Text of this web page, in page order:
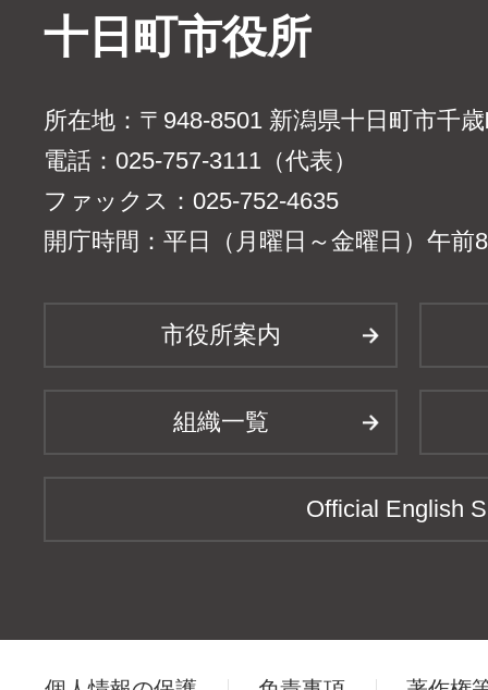
十日町市役所
所在地：〒948-8501 新潟県十日町市千
電話：025-757-3111（代表）
ファックス：025-752-4635
開庁時間：平日（月曜日～金曜日）午前
市役所案内
組織一覧
Official English